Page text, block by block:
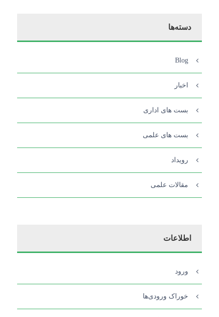
دسته‌ها
Blog
اخبار
بست های اداری
بست های علمی
رویداد
مقالات علمی
اطلاعات
ورود
خوراک ورودی‌ها